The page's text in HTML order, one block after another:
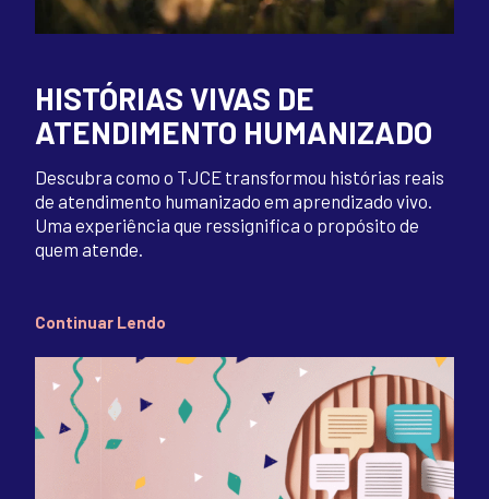
HISTÓRIAS VIVAS DE
ATENDIMENTO HUMANIZADO
Descubra como o TJCE transformou histórias reais
de atendimento humanizado em aprendizado vivo.
Uma experiência que ressignifica o propósito de
quem atende.
Continuar Lendo